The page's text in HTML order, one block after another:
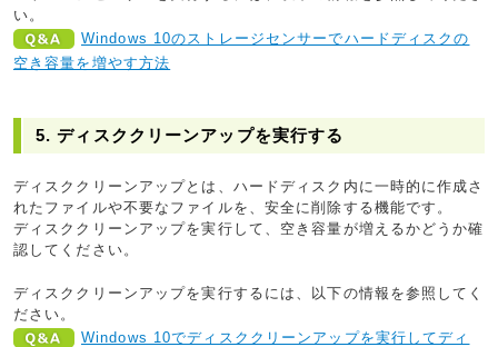
い。
Windows 10のストレージセンサーでハードディスクの
空き容量を増やす方法
5. ディスククリーンアップを実行する
ディスククリーンアップとは、ハードディスク内に一時的に作成さ
れたファイルや不要なファイルを、安全に削除する機能です。
ディスククリーンアップを実行して、空き容量が増えるかどうか確
認してください。
ディスククリーンアップを実行するには、以下の情報を参照してく
ださい。
Windows 10でディスククリーンアップを実行してディ